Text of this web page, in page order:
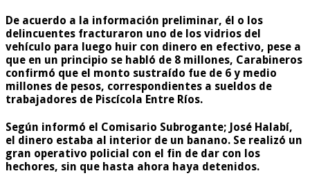
De acuerdo a la información preliminar, él o los
delincuentes fracturaron uno de los vidrios del
vehículo para luego huir con dinero en efectivo, pese a
que en un principio se habló de 8 millones, Carabineros
confirmó que el monto sustraído fue de 6 y medio
millones de pesos, correspondientes a sueldos de
trabajadores de Piscícola Entre Ríos.
Según informó el Comisario Subrogante; José Halabí,
el dinero estaba al interior de un banano. Se realizó un
gran operativo policial con el fin de dar con los
hechores, sin que hasta ahora haya detenidos.